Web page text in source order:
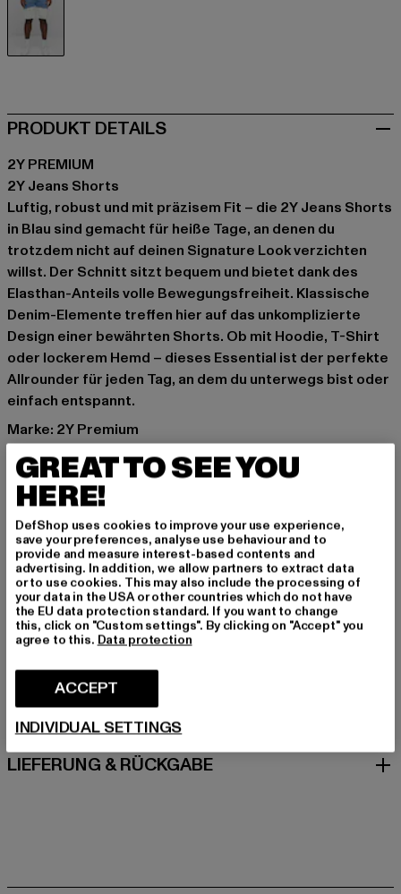
PRODUKT DETAILS
2Y PREMIUM
2Y Jeans Shorts
Luftig, robust und mit präzisem Fit – die 2Y Jeans Shorts
in Blau sind gemacht für heiße Tage, an denen du
trotzdem nicht auf deinen Signature Look verzichten
willst. Der Schnitt sitzt bequem und bietet dank des
Elasthan-Anteils volle Bewegungsfreiheit. Klassische
Denim-Elemente treffen hier auf das unkomplizierte
Design einer bewährten Shorts. Ob mit Hoodie, T-Shirt
oder lockerem Hemd – dieses Essential ist der perfekte
Allrounder für jeden Tag, an dem du unterwegs bist oder
einfach entspannt.
Marke: 2Y Premium
Farbe: blau
Hersteller Farbe: blue
Materialzusammensetzung: 97% Baumwolle, 3%
Elasthan
Art.Nr: K6319-00064
Hersteller: 2Y Premium GmbH |info@2y-studios.com
Hollefeldstraße 16 | 48282 Emsdetten | DE
GRÖSSE & PASSFORM
PFLEGEHINWEISE
LIEFERUNG & RÜCKGABE
GREAT TO SEE YOU
HERE!
DefShop uses cookies to improve your use experience,
save your preferences, analyse use behaviour and to
provide and measure interest-based contents and
advertising. In addition, we allow partners to extract data
or to use cookies. This may also include the processing of
your data in the USA or other countries which do not have
the EU data protection standard. If you want to change
this, click on "Custom settings". By clicking on "Accept" you
agree to this. Data protection
ACCEPT
INDIVIDUAL SETTINGS